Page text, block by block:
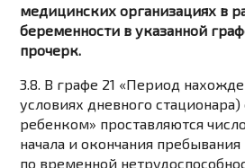
медицинских организациях в
беременности в указанной
прочерк.
3.8. В графе 21 «Период
условиях дневного
ребенком» проставляются
начала и окончания пребывания
по временной